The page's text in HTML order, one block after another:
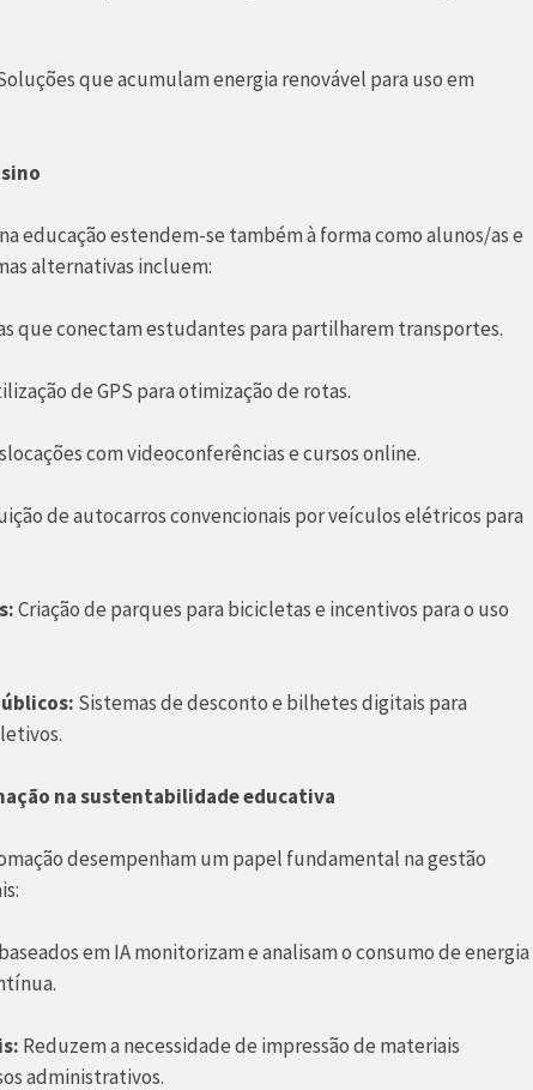
que acumulam energia renovável para uso em
educação estendem-se também à forma como alunos/as e
alternativas incluem:
que conectam estudantes para partilharem transportes.
de GPS para otimização de rotas.
com videoconferências e cursos online.
de autocarros convencionais por veículos elétricos para
Criação de parques para bicicletas e incentivos para o uso
Sistemas de desconto e bilhetes digitais para
na sustentabilidade educativa
desempenham um papel fundamental na gestão
em IA monitorizam e analisam o consumo de energia
Reduzem a necessidade de impressão de materiais
administrativos.